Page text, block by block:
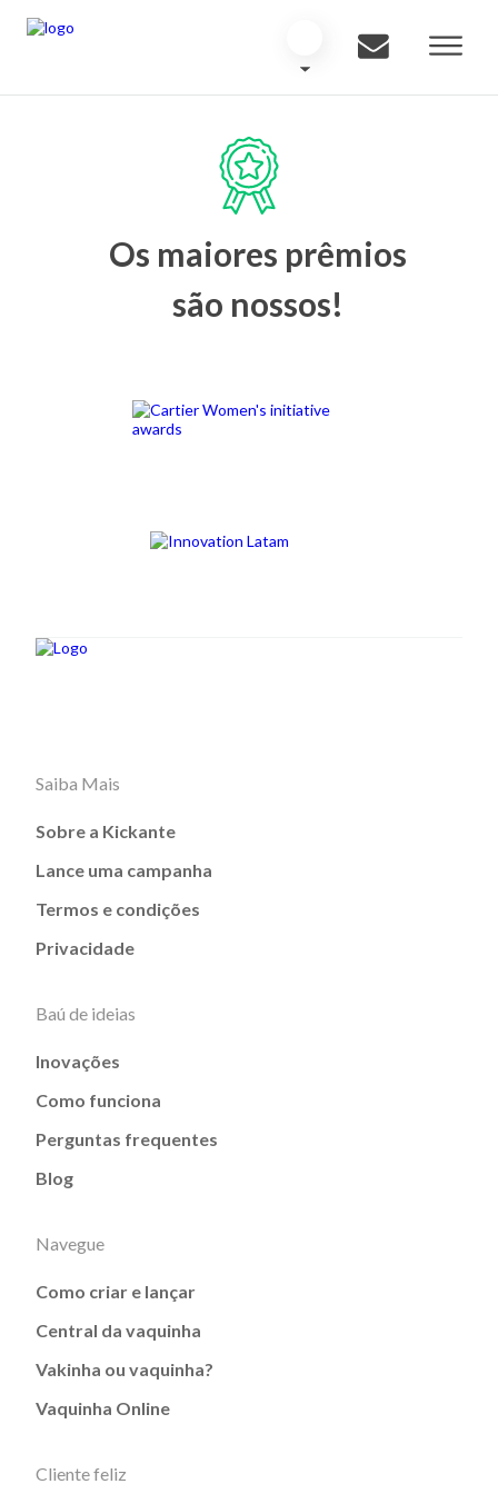
Os maiores prêmios
são nossos!
Saiba Mais
Sobre a Kickante
Lance uma campanha
Termos e condições
Privacidade
Baú de ideias
Inovações
Como funciona
Perguntas frequentes
Blog
Navegue
Como criar e lançar
Central da vaquinha
Vakinha ou vaquinha?
Vaquinha Online
Cliente feliz